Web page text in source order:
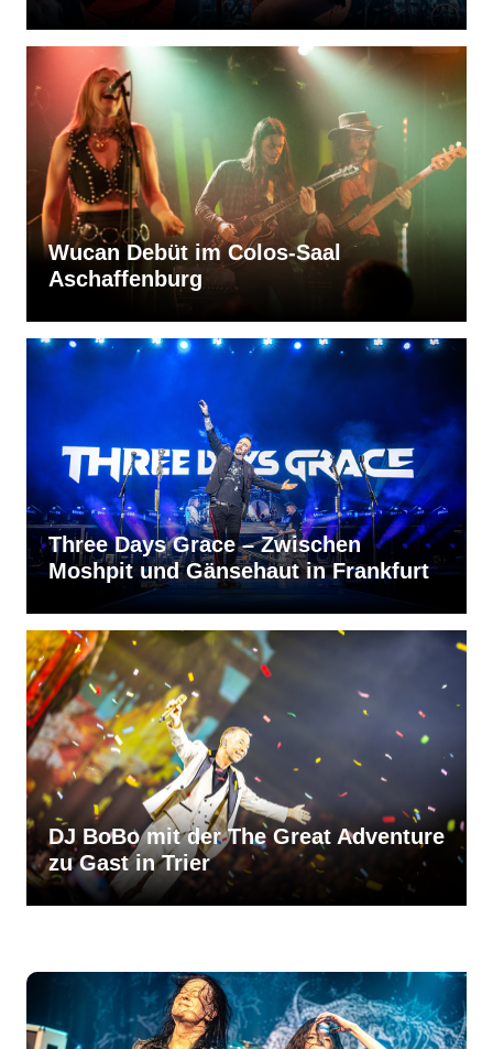
Wucan Debüt im Colos-Saal
Aschaffenburg
Three Days Grace – Zwischen
Moshpit und Gänsehaut in Frankfurt
DJ BoBo mit der The Great Adventure
zu Gast in Trier